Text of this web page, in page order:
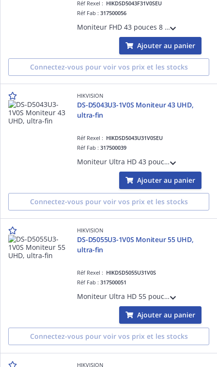
Réf Rexel : HIKDSD5043F31V0SEU
Réf Fab :317500056
Moniteur FHD 43 pouces 8 bits, taux de rafraîchissement 100 Hz, design ultra-fin avec bordures fines sur 3 côtés, réduction de lumière bleue, interfaces VGA/HDMI/audio out, haut-parleurs intégrés, compatible montage mural VESA.
Ajouter au panier
Connectez-vous pour voir vos prix et les stocks
HIKVISION
DS-D5043U3-1V0S Moniteur 43 UHD,
ultra-fin
Réf Rexel : HIKDSD5043U31V0SEU
Réf Fab :317500039
Moniteur Ultra HD 43 pouces (@ 60 Hz), angle de vue large 178°, design ultra-fin avec bordures fines sur 3 côtés, interfaces HDMI/USB 2.0, haut-parleurs intégrés, réduction de lumière bleue, 3D DNR, compatible montage mural VESA.
Ajouter au panier
Connectez-vous pour voir vos prix et les stocks
HIKVISION
DS-D5055U3-1V0S Moniteur 55 UHD,
ultra-fin
Réf Rexel : HIKDSD5055U31V0S
Réf Fab :317500051
Moniteur Ultra HD 55 pouces (@ 60 Hz), angle de vue large 178°, design ultra-fin avec bordures fines sur 3 côtés, interfaces HDMI/USB 2.0, haut-parleurs intégrés, réduction de lumière bleue, 3D DNR, compatible montage mural VESA.
Ajouter au panier
Connectez-vous pour voir vos prix et les stocks
HIKVISION